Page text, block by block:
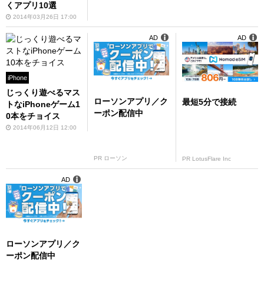
くアプリ10選
2014年03月26日 17:00
iPhone
じっくり遊べるマス
トなiPhoneゲーム1
0本をチョイス
2014年06月12日 12:00
ローソンアプリ／ク
ーポン配信中
PR ローソン
AD
最短5分で接続
PR LotusFlare Inc
AD
ローソンアプリ／ク
ーポン配信中
AD